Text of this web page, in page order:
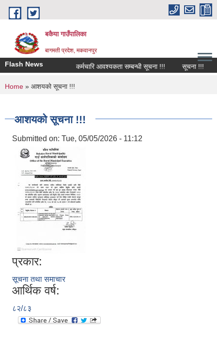
Skip to main content
बकैया गाउँपालिका
बागमती प्रदेश, मकवानपुर
Flash News कर्मचारि आवश्यकता सम्बन्धी सूचना !!! सूचना !!!
You are here
Home » आशयको सूचना !!!
आशयको सूचना !!!
Submitted on: Tue, 05/05/2026 - 11:12
प्रकार:
सूचना तथा समाचार
आर्थिक वर्ष:
८२/८३